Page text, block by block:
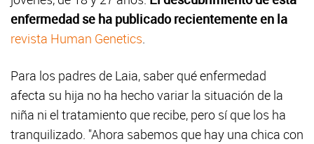
enfermedad se ha publicado recientemente en la
revista Human Genetics.
Para los padres de Laia, saber qué enfermedad
afecta su hija no ha hecho variar la situación de la
niña ni el tratamiento que recibe, pero sí que los ha
tranquilizado. "Ahora sabemos que hay una chica con